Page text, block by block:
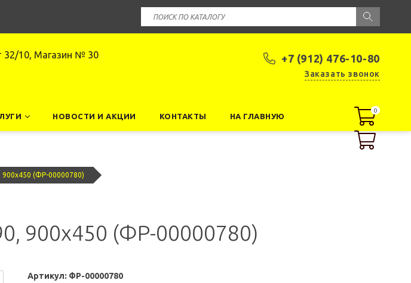
+7 (912) 476-10-80
Заказать звонок
32/10, Магазин № 30
НОВОСТИ И АКЦИИ КОНТАКТЫ НА ГЛАВНУЮ
0
0
900x450 (ФР-00000780)
900x450 (ФР-00000780)
Артикул: ФР-00000780